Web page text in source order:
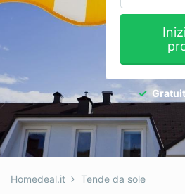
Giardinieri
Infissi
Isolamento
Nuove Costruzioni
Pannelli Solari
Homedeal.it Tende da sole